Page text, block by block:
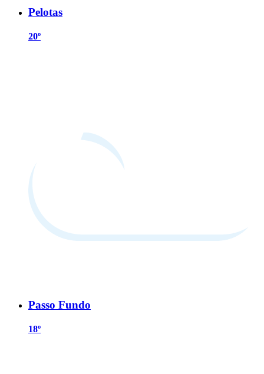
Pelotas
20º
Passo Fundo
18º